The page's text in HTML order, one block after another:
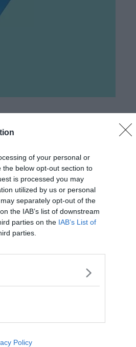
of your personal or
below opt-out section to
is processed you may
utilized by us or personal
separately opt-out of the
the IAB’s list of downstream
parties on the IAB’s List of
parties.
Policy